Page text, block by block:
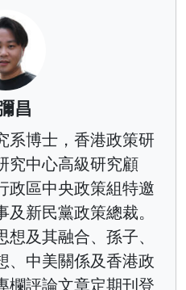
昌
系博士，香港政策研
究中心高級研究顧
政區中央政策組特邀
新民黨政策總裁。
及其融合、孫子、
、中美關係及香港政
欄評論文章定期刊登